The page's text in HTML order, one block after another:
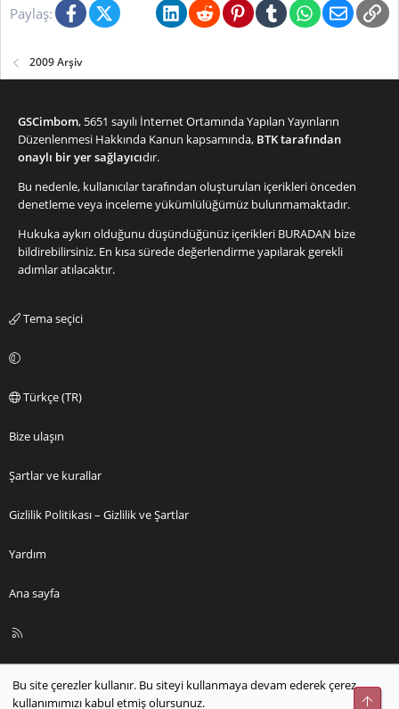
Paylaş: FacebookX (Twitter)BlueskyLinkedInRedditPinterestTumblrWhatsApp
E-posta
2009 Arşiv
GSCimbom, 5651 sayılı İnternet Ortamında Yapılan Yayınların
Düzenlenmesi Hakkında Kanun kapsamında, BTK tarafından
onaylı bir yer sağlayıcıdır.
Bu nedenle, kullanıcılar tarafından oluşturulan içerikleri önceden
denetleme veya inceleme yükümlülüğümüz bulunmamaktadır.
Hukuka aykırı olduğunu düşündüğünüz içerikleri BURADAN bize
bildirebilirsiniz. En kısa sürede değerlendirme yapılarak gerekli
adımlar atılacaktır.
Tema seçici
Türkçe (TR)
Bize ulaşın
Şartlar ve kurallar
Gizlilik Politikası – Gizlilik ve Şartlar
Yardım
Ana sayfa
R
S
Bu site çerezler kullanır. Bu siteyi kullanmaya devam ederek çerez
kullanımımızı kabul etmiş olursunuz.